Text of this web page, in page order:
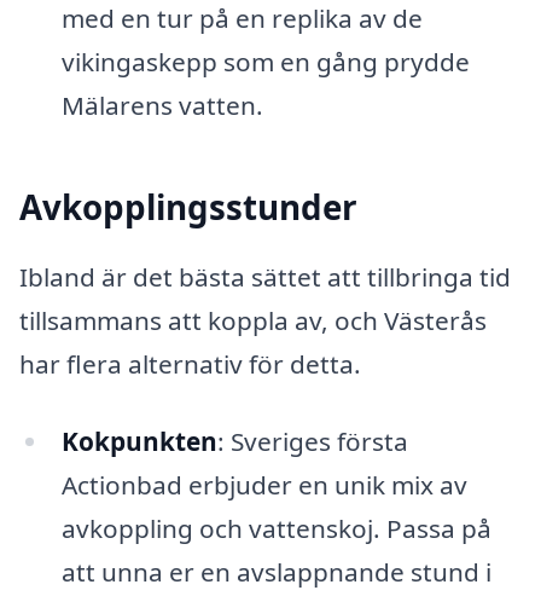
med en tur på en replika av de
vikingaskepp som en gång prydde
Mälarens vatten.
Avkopplingsstunder
Ibland är det bästa sättet att tillbringa tid
tillsammans att koppla av, och Västerås
har flera alternativ för detta.
Kokpunkten: Sveriges första
Actionbad erbjuder en unik mix av
avkoppling och vattenskoj. Passa på
att unna er en avslappnande stund i